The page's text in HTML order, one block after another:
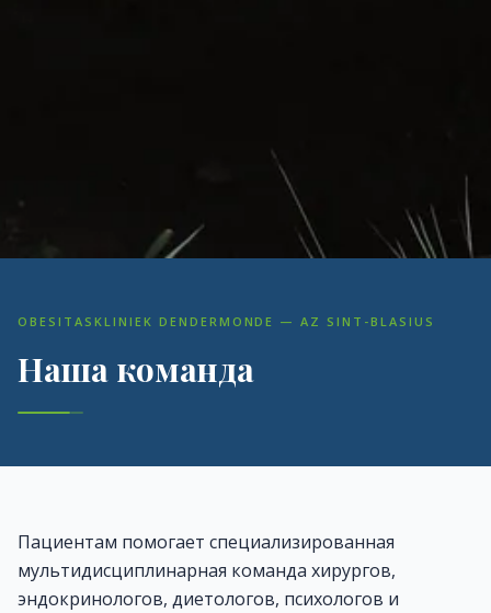
OBESITASKLINIEK DENDERMONDE — AZ SINT-BLASIUS
Наша команда
Пациентам помогает специализированная
мультидисциплинарная команда хирургов,
эндокринологов, диетологов, психологов и